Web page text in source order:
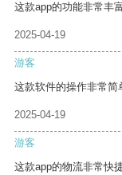
这款app的功能非常丰
2025-04-19
游客
这款软件的操作非常简
2025-04-19
游客
这款app的物流非常快